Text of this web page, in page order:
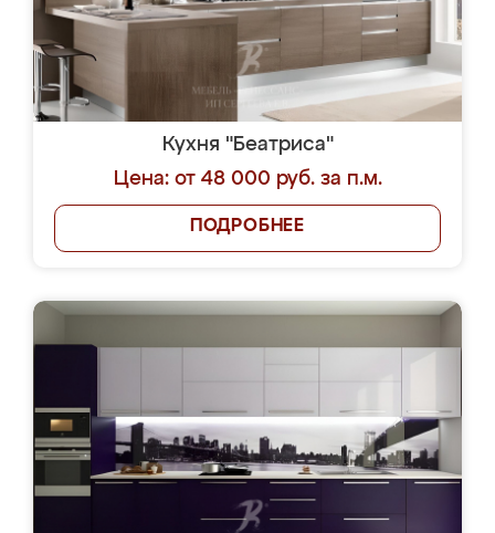
Кухня "Беатриса"
Цена: от 48 000 руб. за п.м.
ПОДРОБНЕЕ